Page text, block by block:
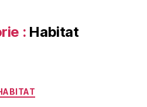
: Habitat